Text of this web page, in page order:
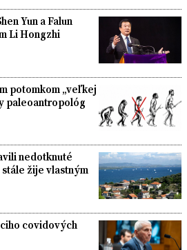
Yun a Falun
Li Hongzhi
potomkom „veľkej
paleoantropológ
nedotknuté
žije vlastným
covidových